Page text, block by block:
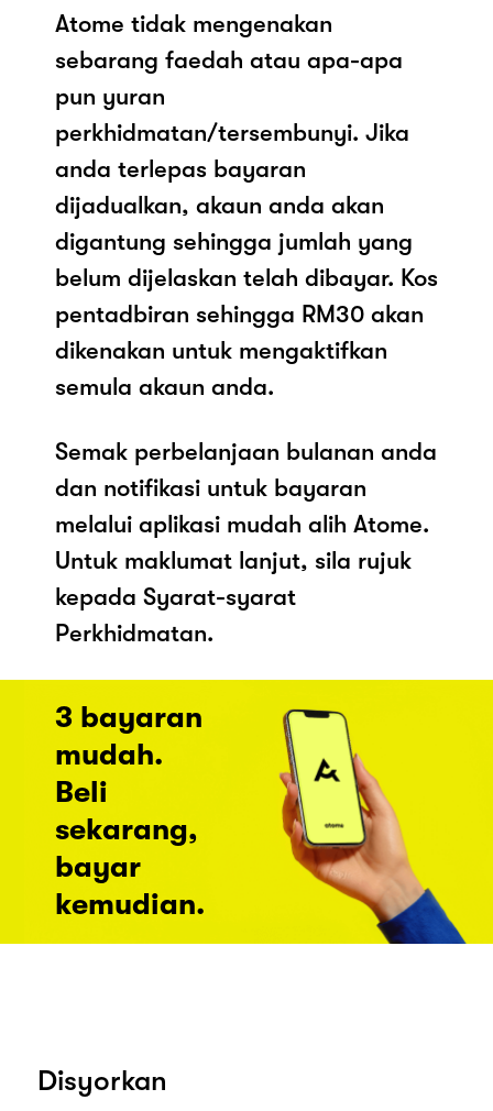
Atome tidak mengenakan
sebarang faedah atau apa-apa
pun yuran
perkhidmatan/tersembunyi. Jika
anda terlepas bayaran
dijadualkan, akaun anda akan
digantung sehingga jumlah yang
belum dijelaskan telah dibayar. Kos
pentadbiran sehingga RM30 akan
dikenakan untuk mengaktifkan
semula akaun anda.
Semak perbelanjaan bulanan anda
dan notifikasi untuk bayaran
melalui aplikasi mudah alih Atome.
Untuk maklumat lanjut, sila rujuk
kepada Syarat-syarat
Perkhidmatan.
3 bayaran
mudah.
Beli
sekarang,
bayar
kemudian.
Disyorkan